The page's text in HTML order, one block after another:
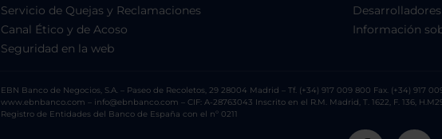
Servicio de Quejas y Reclamaciones
Canal Ético y de Acoso
Seguridad en la web
Desarrolladores
Información
EBN Banco de Negocios, S.A. – Paseo de Recoletos, 29 28004 Madrid – Tf. (+34) 917 009 800 Fax. (+34) 917
www.ebnbanco.com – info@ebnbanco.com – CIF: A-28763043 Inscrito en el R.M. Madrid, T. 1622, F. 136,
Registro de Entidades del Banco de España con el nº 0211